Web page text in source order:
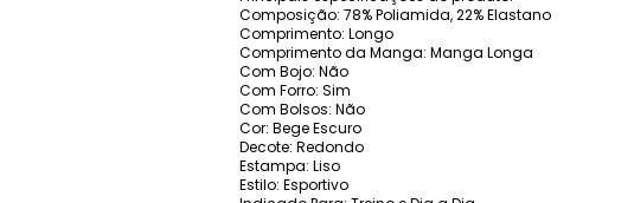
Composição: 78% Poliamida, 22% Elastano
Comprimento: Longo
Comprimento da Manga: Manga Longa
Com Bojo: Não
Com Forro: Sim
Com Bolsos: Não
Cor: Bege Escuro
Decote: Redondo
Estampa: Liso
Estilo: Esportivo